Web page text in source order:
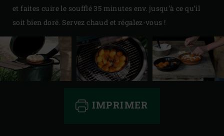
et faites cuire le soufflé 35 minutes env. jusqu’à ce qu’il
soit bien doré. Servez chaud et régalez-vous !
IMPRIMER